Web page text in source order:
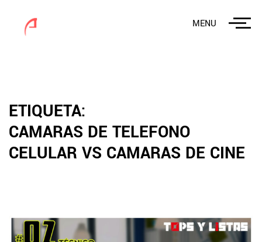
MENU
ETIQUETA:
CAMARAS DE TELEFONO
CELULAR VS CAMARAS DE CINE